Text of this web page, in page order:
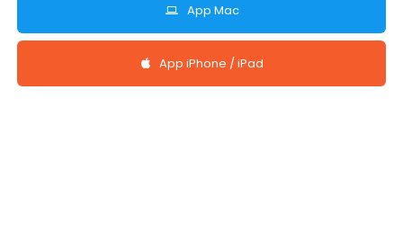
App Mac
App iPhone / iPad